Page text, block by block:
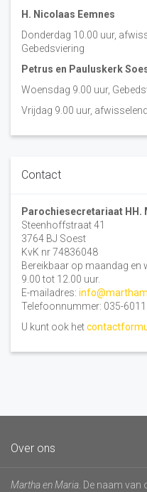
H. Nicolaas Eemnes
Donderdag 10.00 uur,
Gebedsviering
Petrus en Pauluskerk
Woensdag 9.00 uur,
Vrijdag 9.00 uur,
Contact
Parochiesecretariaat HH.
Steenhoffstraat 41
3764 BJ Soest
KvK nr 74836048
Bereikbaar op maandag en
9.00 tot 12.00 uur.
E-mailadres:
Telefoonnummer: 035-
U kunt ook het
Over ons
Martha en Maria . De naam